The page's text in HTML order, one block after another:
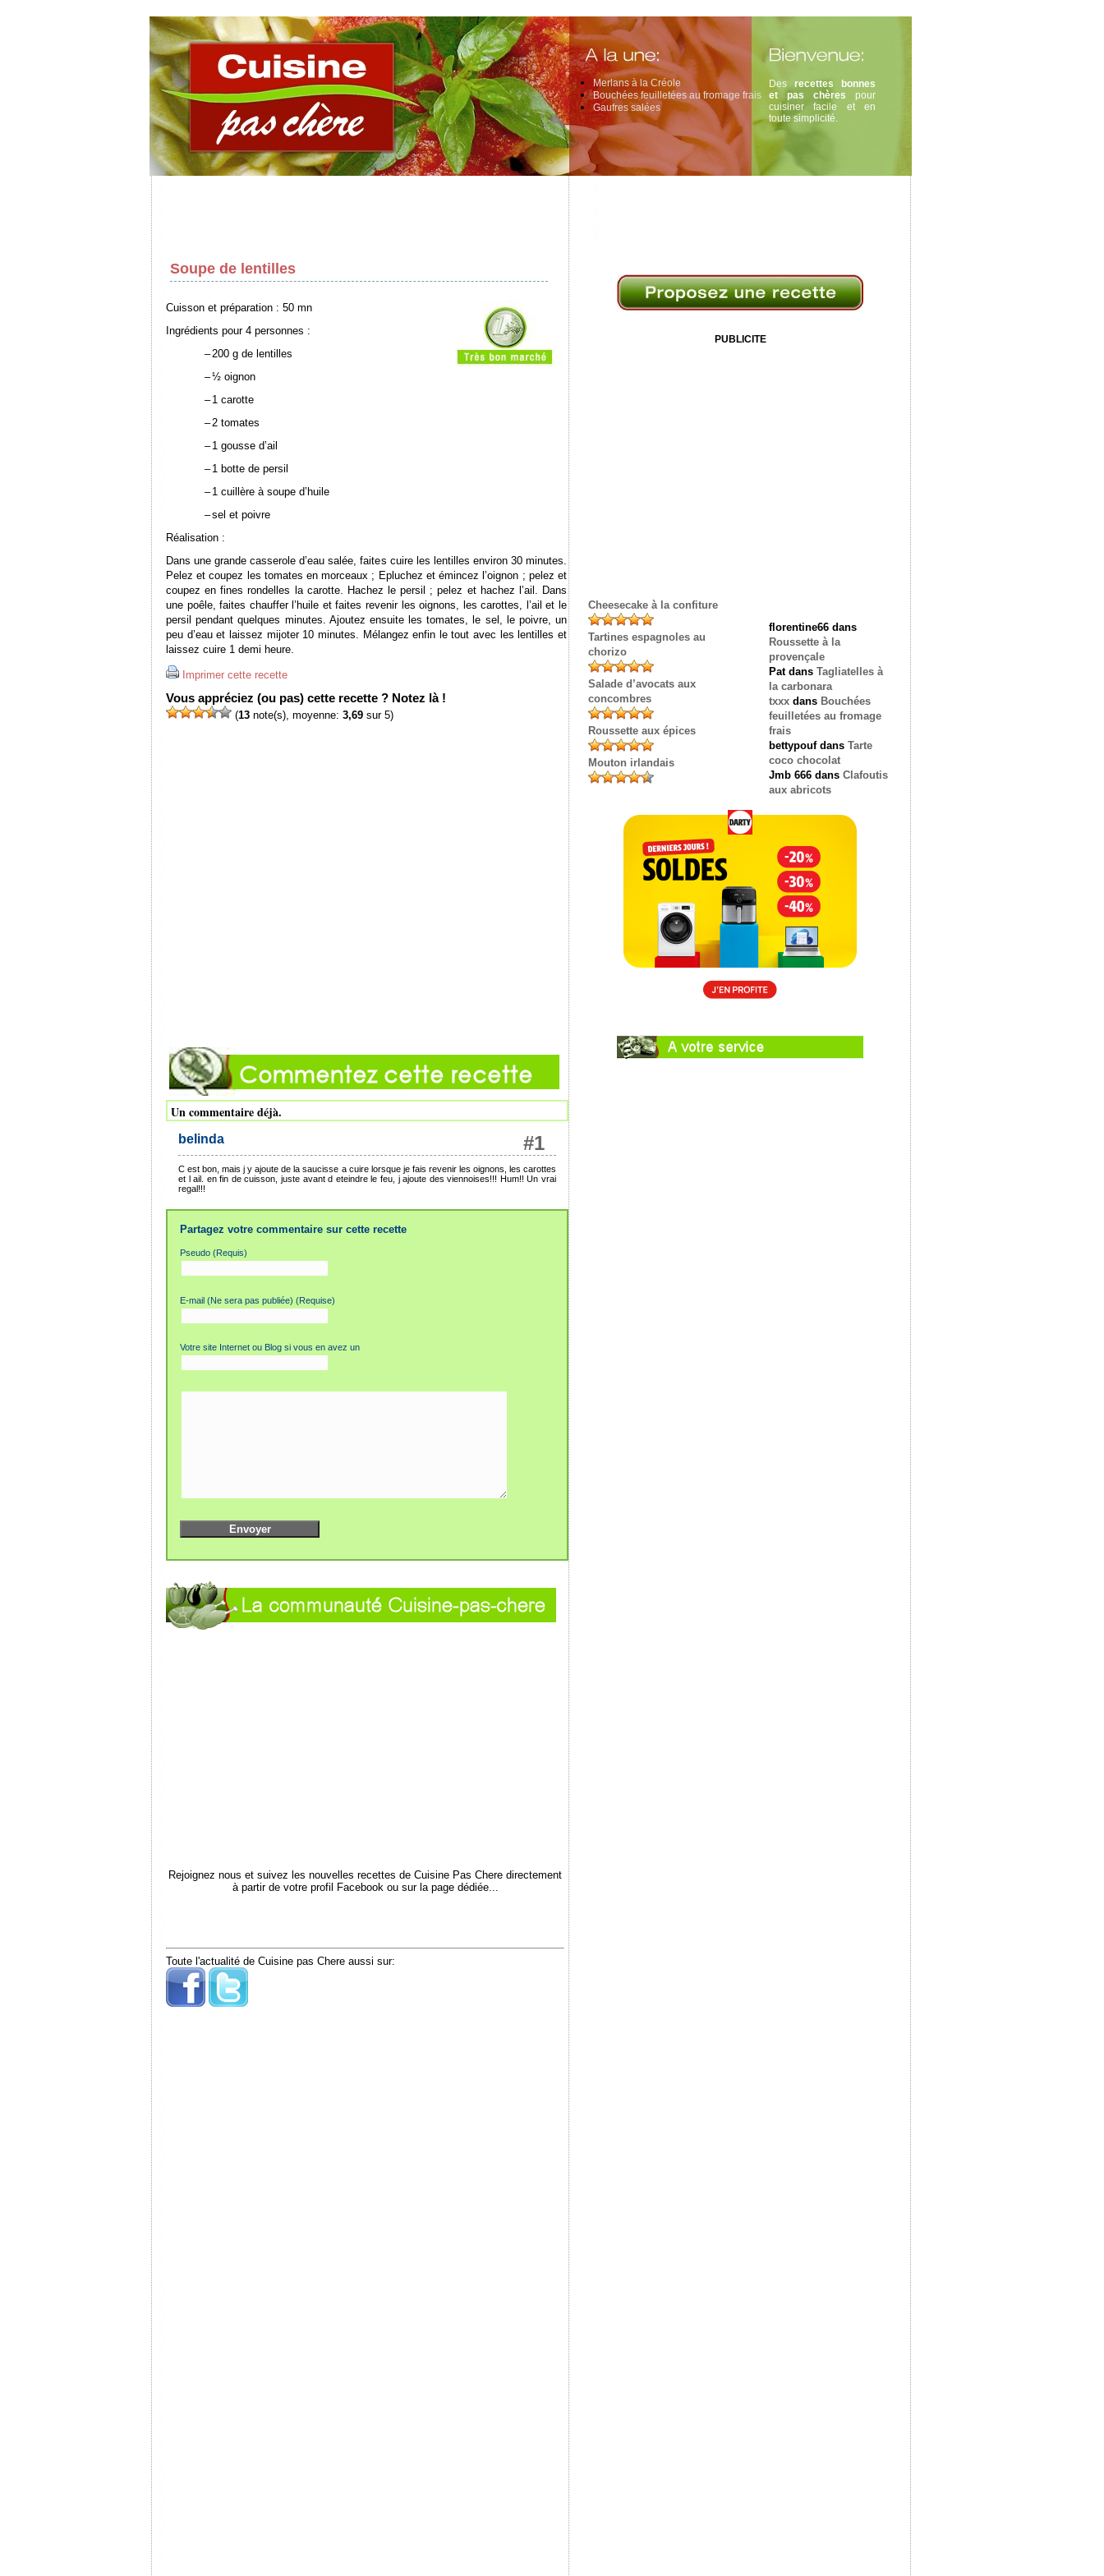
Des recettes bonnes
et pas chères pour
cuisiner facile et en
toute simplicité.
Merlans à la Créole
Bouchées feuilletées au fromage frais
Gaufres salées
Soupe de lentilles
Cuisson et préparation : 50 mn
Ingrédients pour 4 personnes :
–200 g de lentilles
–½ oignon
– 1 carotte
–2 tomates
– 1 gousse d’ail
– 1 botte de persil
– 1 cuillère à soupe d’huile
–sel et poivre
Réalisation :
Dans une grande casserole d’eau salée, faites cuire les lentilles environ 30 minutes.
Pelez et coupez les tomates en morceaux ; Epluchez et émincez l’oignon ; pelez et
coupez en fines rondelles la carotte. Hachez le persil ; pelez et hachez l’ail. Dans
une poêle, faites chauffer l’huile et faites revenir les oignons, les carottes, l’ail et le
persil pendant quelques minutes. Ajoutez ensuite les tomates, le sel, le poivre, un
peu d’eau et laissez mijoter 10 minutes. Mélangez enfin le tout avec les lentilles et
laissez cuire 1 demi heure.
Imprimer cette recette
Vous appréciez (ou pas) cette recette ? Notez là !
(13 note(s), moyenne: 3,69 sur 5)
Un commentaire déjà.
belinda #1
C est bon, mais j y ajoute de la saucisse a cuire lorsque je fais revenir les oignons, les carottes
et l ail. en fin de cuisson, juste avant d eteindre le feu, j ajoute des viennoises!!! Hum!! Un vrai
regal!!!
Partagez votre commentaire sur cette recette
Pseudo (Requis)
E-mail (Ne sera pas publiée) (Requise)
Votre site Internet ou Blog si vous en avez un
Rejoignez nous et suivez les nouvelles recettes de Cuisine Pas Chere directement
à partir de votre profil Facebook ou sur la page dédiée...
Toute l'actualité de Cuisine pas Chere aussi sur:
PUBLICITE
Cheesecake à la confiture
Tartines espagnoles au
chorizo
Salade d’avocats aux
concombres
Roussette aux épices
Mouton irlandais
florentine66 dans
Roussette à la
provençale
Patdans Tagliatelles à
la carbonara
txxx dans Bouchées
feuilletées au fromage
frais
bettypoufdans Tarte
coco chocolat
Jmb 666 dans Clafoutis
aux abricots